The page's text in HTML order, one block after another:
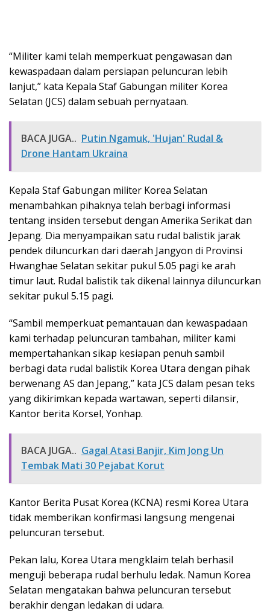
“Militer kami telah memperkuat pengawasan dan
kewaspadaan dalam persiapan peluncuran lebih
lanjut,” kata Kepala Staf Gabungan militer Korea
Selatan (JCS) dalam sebuah pernyataan.
BACA JUGA.. Putin Ngamuk, 'Hujan' Rudal &
Drone Hantam Ukraina
Kepala Staf Gabungan militer Korea Selatan
menambahkan pihaknya telah berbagi informasi
tentang insiden tersebut dengan Amerika Serikat dan
Jepang. Dia menyampaikan satu rudal balistik jarak
pendek diluncurkan dari daerah Jangyon di Provinsi
Hwanghae Selatan sekitar pukul 5.05 pagi ke arah
timur laut. Rudal balistik tak dikenal lainnya diluncurkan
sekitar pukul 5.15 pagi.
“Sambil memperkuat pemantauan dan kewaspadaan
kami terhadap peluncuran tambahan, militer kami
mempertahankan sikap kesiapan penuh sambil
berbagi data rudal balistik Korea Utara dengan pihak
berwenang AS dan Jepang,” kata JCS dalam pesan teks
yang dikirimkan kepada wartawan, seperti dilansir,
Kantor berita Korsel, Yonhap.
BACA JUGA.. Gagal Atasi Banjir, Kim Jong Un
Tembak Mati 30 Pejabat Korut
Kantor Berita Pusat Korea (KCNA) resmi Korea Utara
tidak memberikan konfirmasi langsung mengenai
peluncuran tersebut.
Pekan lalu, Korea Utara mengklaim telah berhasil
menguji beberapa rudal berhulu ledak. Namun Korea
Selatan mengatakan bahwa peluncuran tersebut
berakhir dengan ledakan di udara.